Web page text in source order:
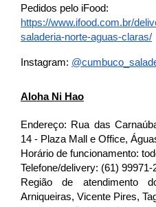
Pedidos pelo iFood:
https://www.ifood.com.br/
saladeria-norte-aguas-claras/
Instagram:
Aloha Ni Hao
Endereço: Rua das
14 - Plaza Mall e Office,
Horário de funcionamento:
Telefone/delivery: (61)
Região de atendimento
Arniqueiras, Vicente Pires,